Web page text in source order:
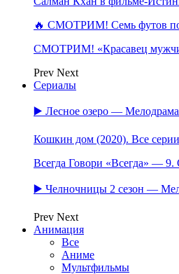
🔥 СМОТРИМ! Семь футов
СМОТРИМ! «Красавец
Prev Next
Сериалы
▶️ Лесное озеро —
Кошкин дом (2020). Все
Всегда Говори «Всегда» —
▶️ Челночницы 2 сезон —
Prev Next
Анимация
Все
Аниме
Мультфильмы